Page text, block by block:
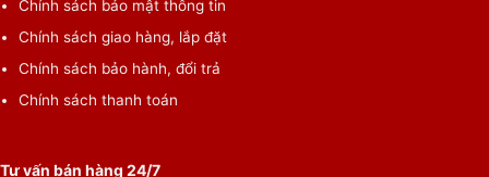
– Ngoài ra, máy sấy LG còn có tính năng
minhvới LG ThinQ. Thông qua Wi-Fi, tính năng này sẽ giúp
máy sấy tự động lựa chọn chu trình sấy thích hợp thông qua
cách nhận diện dữ liệu từ máy sấy quần áo LG.
Chính sách bảo mật thông tin
Chính sách giao hàng, lắp đặt
Chính sách bảo hành, đổi trả
Chính sách thanh toán
Tư vấn bán hàng 24/7